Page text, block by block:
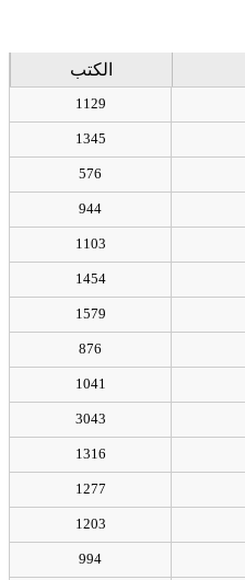
الكتب
1129
1345
576
944
1103
1454
1579
876
1041
3043
1316
1277
1203
994